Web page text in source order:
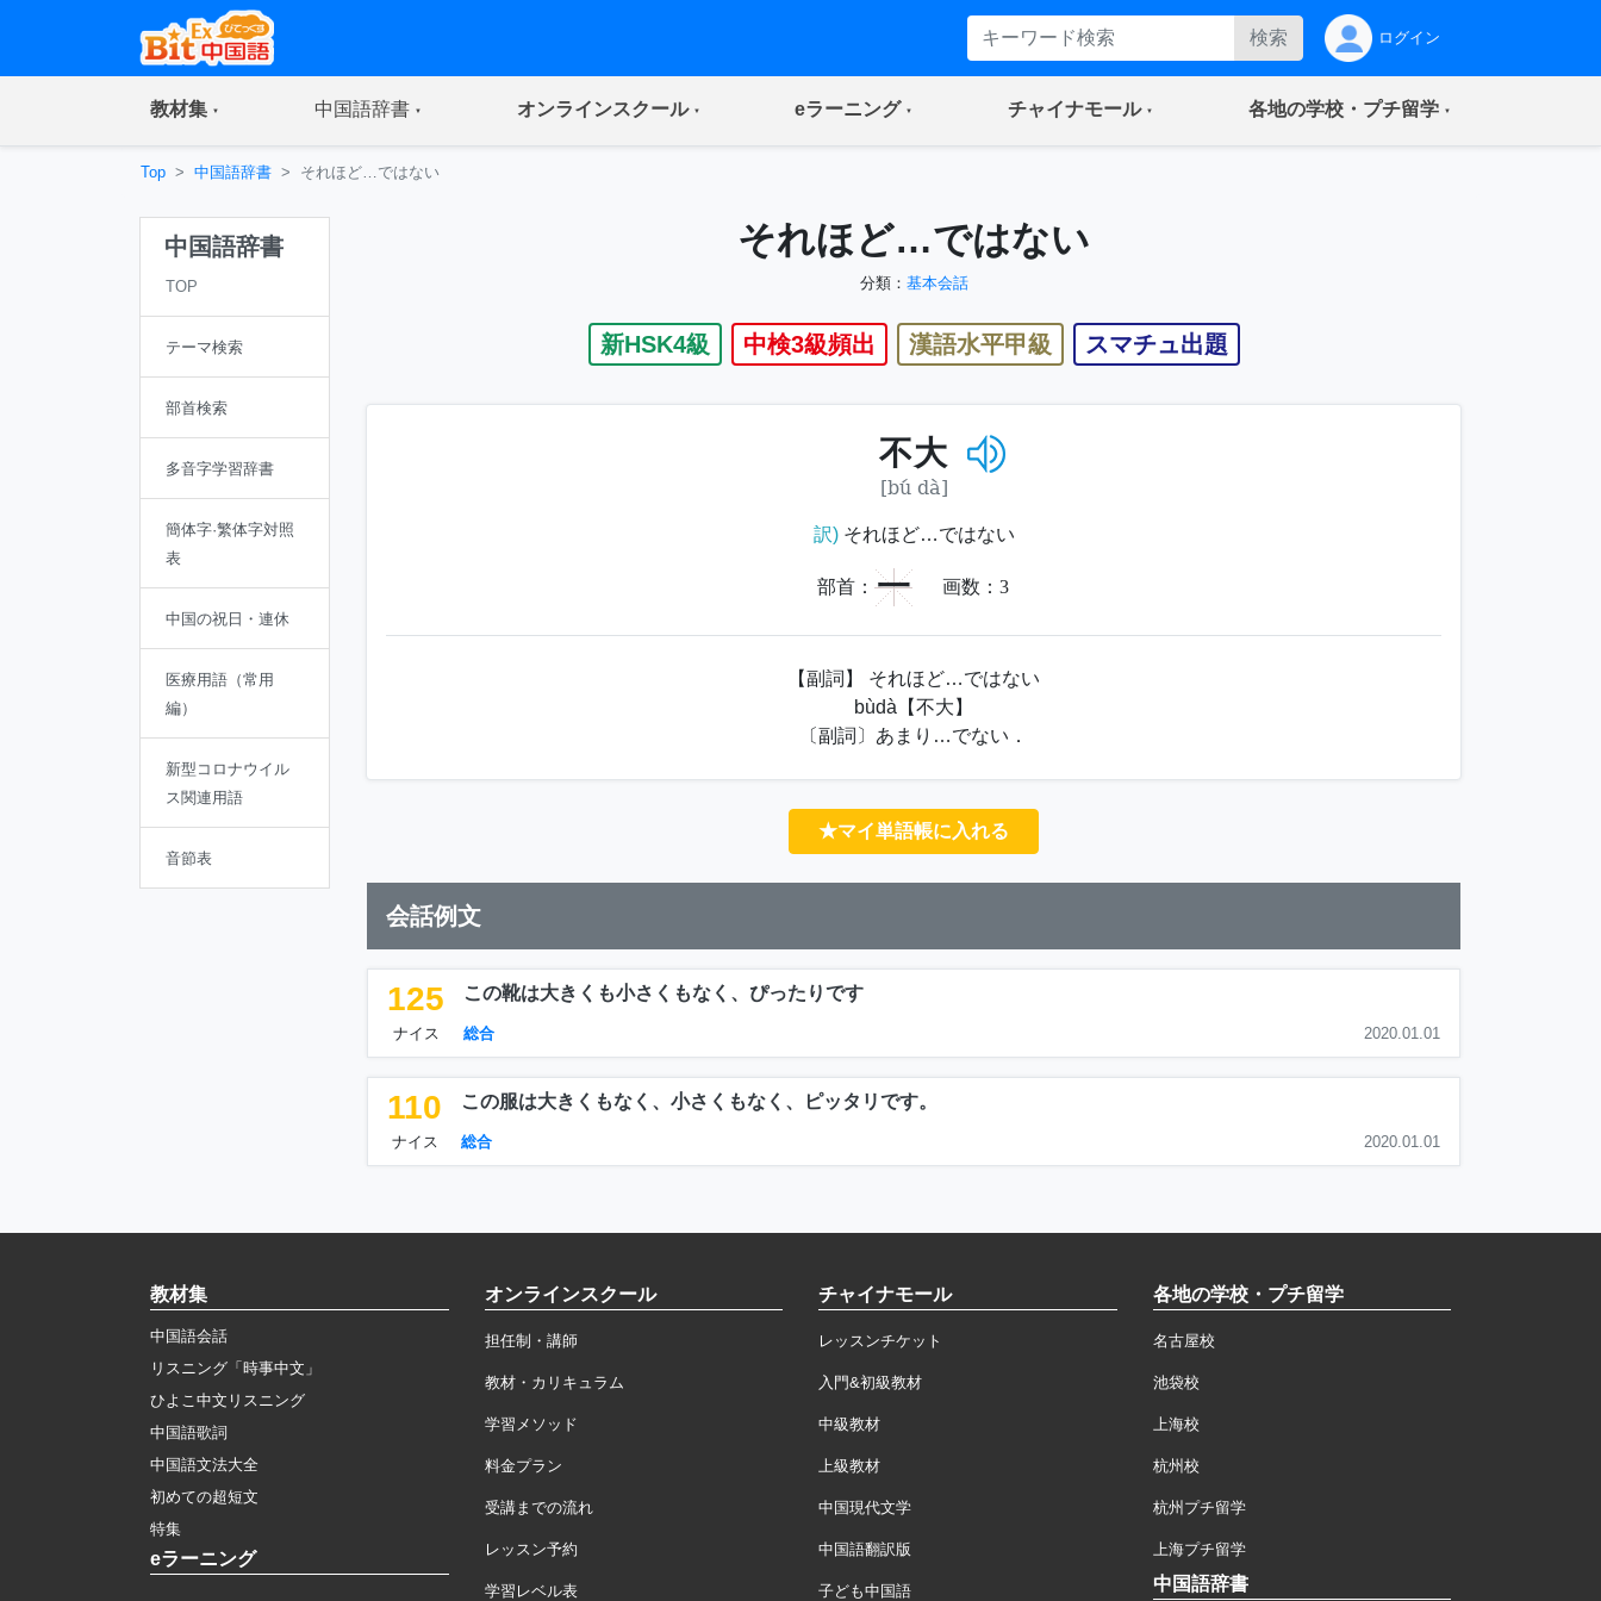
検索 ログイン
教材集(current) 中国語辞書(current) オンラインスクール(current) eラーニング(current) チャイナモール(current) 各地の学校・プチ留学(current)
Top 中国語辞書 それほど…ではない
中国語辞書
TOP
テーマ検索
部首検索
多音字学習辞書
簡体字·繁体字対照
表
中国の祝日・連休
医療用語（常用
編）
新型コロナウイル
ス関連用語
音節表
それほど…ではない
分類： 基本会話
新HSK4級 中検3級頻出 漢語水平甲級 スマチュ出題
不大
[bú dà]
訳)それほど…ではない
部首： 一 画数： 3
【副詞】 それほど…ではない
bùdà【不大】
〔副詞〕あまり…でない．
★マイ単語帳に入れる
会話例文
125
ナイス
この靴は大きくも小さくもなく、ぴったりです
総合 2020.01.01
110
ナイス
この服は大きくもなく、小さくもなく、ピッタリです。
総合 2020.01.01
教材集
中国語会話
リスニング「時事中文」
ひよこ中文リスニング
中国語歌詞
中国語文法大全
初めての超短文
特集
eラーニング
オンラインスクール
担任制・講師
教材・カリキュラム
学習メソッド
料金プラン
受講までの流れ
レッスン予約
学習レベル表
チャイナモール
レッスンチケット
入門&初級教材
中級教材
上級教材
中国現代文学
中国語翻訳版
子ども中国語
各地の学校・プチ留学
名古屋校
池袋校
上海校
杭州校
杭州プチ留学
上海プチ留学
中国語辞書